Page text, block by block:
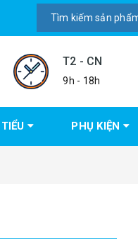
T2 - CN
9h - 18h
PHỤ KIỆN